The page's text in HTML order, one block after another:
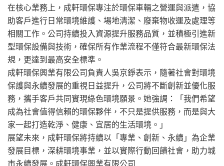
在核心業務上，成軒環保專注於環保車輛之營運與派遣，協
助客戶進行日常環境維護、場地清潔、廢棄物收運及處理等
相關工作。公司持續投入資源提升服務品質，並積極引進新
型環保設備與技術，確保所有作業流程不僅符合最新環保法
規，更達到最高安全標準。
成軒環保興業有限公司負責人吳京錚表示，隨著社會對環境
保護與永續發展的重視日益提升，公司將不斷創新並優化服
務，攜手客戶共同實現綠色環境願景。她強調：「我們希望
成為社會值得信賴的環保夥伴，不只是提供服務，而是與大
家一起打造乾淨、健康、宜居的生活環境。」
展望未來，成軒環保將持續以「專業、創新、永續」為企業
發展目標，深耕環境事業，並以實際行動回饋社會，助力城
市永續發展。成軒環保興業有限公司